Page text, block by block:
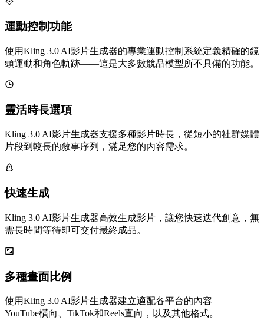
運動控制功能
使用Kling 3.0 AI影片生成器的專業運動控制系統定義精確的鏡
頭運動和角色軌跡——這是大多數競品模型所不具備的功能。
靈活時長選項
Kling 3.0 AI影片生成器支援多種影片時長，從短小的社群媒體
片段到較長的敘事序列，滿足您的內容需求。
快速生成
Kling 3.0 AI影片生成器高效生成影片，讓您快速迭代創意，無
需長時間等待即可交付最終成品。
多種畫面比例
使用Kling 3.0 AI影片生成器建立適配各平台的內容——
YouTube橫向、TikTok和Reels直向，以及其他格式。